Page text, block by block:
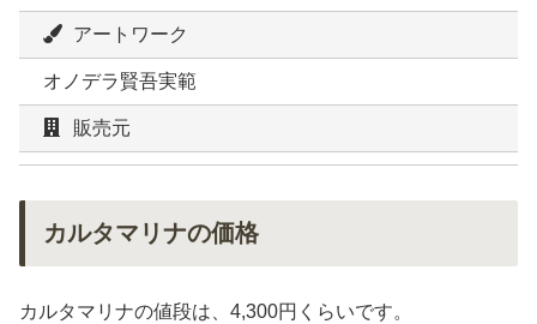
アートワーク
オノデラ賢吾実範
販売元
カルタマリナの価格
カルタマリナの値段は、4,300円くらいです。